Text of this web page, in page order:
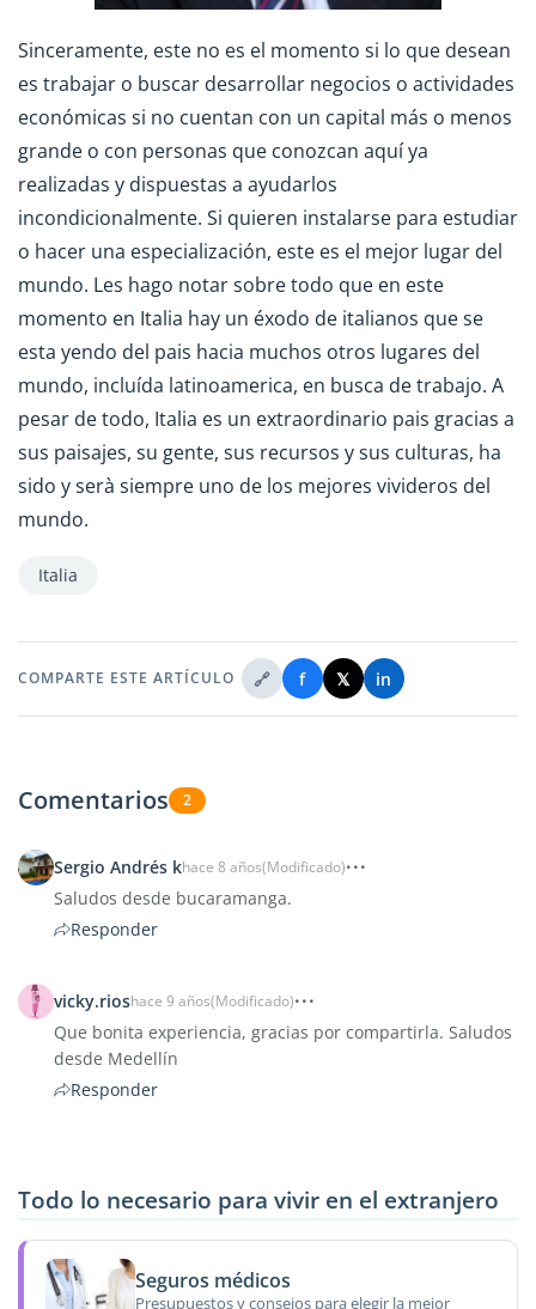
Sinceramente, este no es el momento si lo que desean
es trabajar o buscar desarrollar negocios o actividades
económicas si no cuentan con un capital más o menos
grande o con personas que conozcan aquí ya
realizadas y dispuestas a ayudarlos
incondicionalmente. Si quieren instalarse para estudiar
o hacer una especialización, este es el mejor lugar del
mundo. Les hago notar sobre todo que en este
momento en Italia hay un éxodo de italianos que se
esta yendo del pais hacia muchos otros lugares del
mundo, incluída latinoamerica, en busca de trabajo. A
pesar de todo, Italia es un extraordinario pais gracias a
sus paisajes, su gente, sus recursos y sus culturas, ha
sido y serà siempre uno de los mejores vivideros del
mundo.
Italia
COMPARTE ESTE ARTÍCULO 🔗 f 𝕏 in
Comentarios 2
Sergio Andrés khace 8 años(Modificado)
Saludos desde bucaramanga.
Responder
vicky.rioshace 9 años(Modificado)
Que bonita experiencia, gracias por compartirla. Saludos
desde Medellín
Responder
Todo lo necesario para vivir en el extranjero
Seguros médicos
Presupuestos y consejos para elegir la mejor